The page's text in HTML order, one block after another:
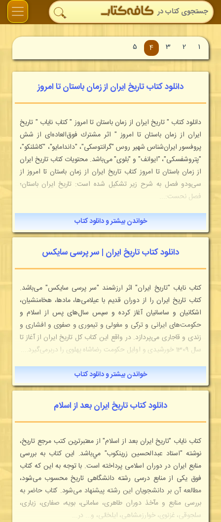
1
2
3
4
5
دانلود کتاب تاریخ ایران از زمان باستان تا امروز
دانلود کتاب " تاریخ ایران از زمان باستان تا امروز " كتاب نایاب " تاريخ
ايران از زمان باستان تا امروز " اثر مشترك فوق‌العاده‌ای از شش
پروفسور ايران‌شناس شهير روس "‌گرانتوسكی"، "داندامايو"، "كاشلنكو"،
"پتروشفسكی"، "ايوانف" و "بلوی" می‌باشد. محتویات کتاب تاریخ ایران
از زمان باستان تا امروز كتاب تاريخ ايران از زمان باستان تا امروز از
سی‌و‌دو فصل به شرح زير تشكيل شده است: تاريخ ايران باستان؛
فصل نحست:...
خواندن بیشتر و دانلود کتاب
دانلود کتاب تاریخ ایران | سر پرسی سایکس
كتاب نایاب "تاريخ ايران" اثر ارزشمند "سر پرسی سايكس" می‌باشد.
كتاب تاريخ ايران را از دوران قديم با عيلامی‌ها، مادها، هخامنشيان،
اشكانيان و ساسانيان آغاز كرده و سپس سال‌های پس از اسلام و
حكومت‌های ايرانی و تركی و مغولی و تيموری و صفوی و افشاری و
زندی و قاجاری می‌پردازد. در واقع اين كتاب كل تاريخ ايران از آغاز تا
سال 1309 ‌خورشيدی و اوايل حكومت رضاشاه پهلوی را دربرمی‌گيرد....
خواندن بیشتر و دانلود کتاب
دانلود کتاب تاریخ ایران بعد از اسلام
كتاب نایاب "تاريخ ايران بعد از اسلام" از معتبرترين كتب مرجع تاريخ،
نوشته "استاد عبدالحسين زرينكوب" مي‌باشد. اين كتاب به بررسی
منابع ايران در دوران اسلامی پرداخته است. با توجه به اين كه كتاب
فوق يكی از منابع درسی رشته دانشگاهی تاريخ محسوب می‌شود،
مطالعه آن بر دانشجويان اين رشته پيشنهاد می‌شود. كتاب حاضر به
بررسی منابع و مآخذ دوران طاهری، سامانی، بويه، صفاری، زياری،
سلجوقی، غزنوی، خوارزمشاهی، ايلخانی، و... در...